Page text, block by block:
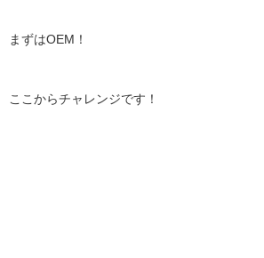
まずはOEM！
ここからチャレンジです！